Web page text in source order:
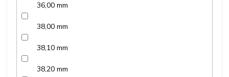
36,00 mm
38,00 mm
38,10 mm
38,20 mm